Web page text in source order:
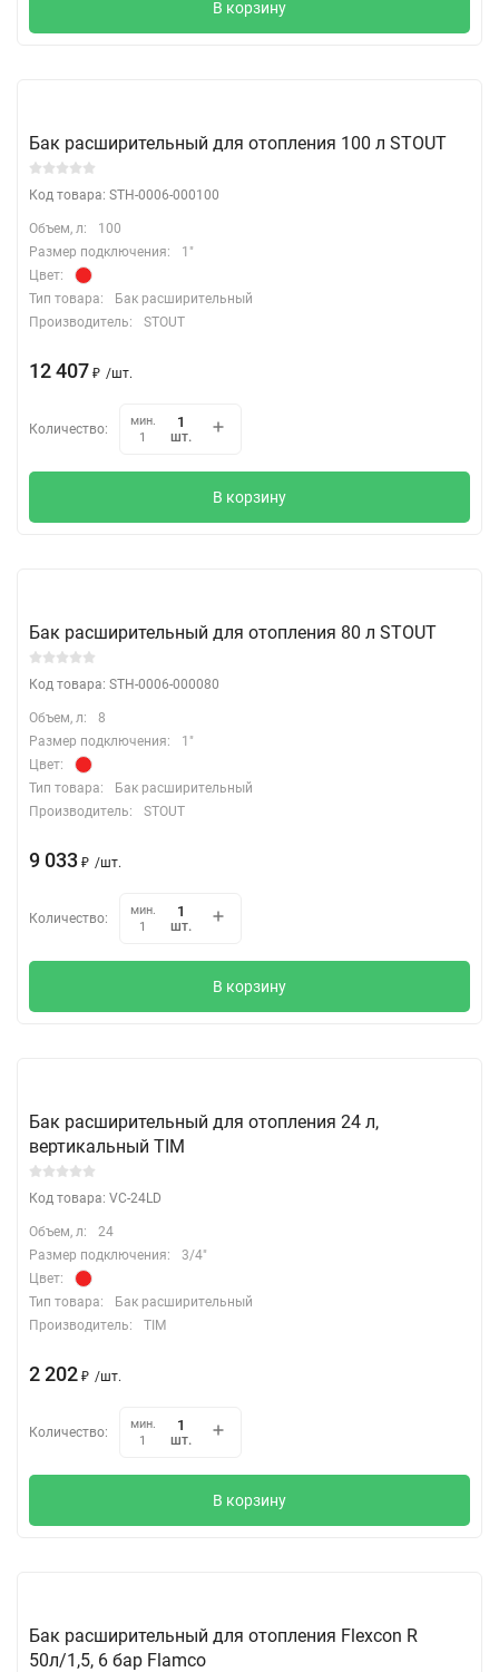
В корзину
Бак расширительный для отопления 100 л STOUT
Код товара: STH-0006-000100
Объем, л:
100
Размер подключения:
1"
Цвет:
Тип товара:
Бак расширительный
Производитель:
STOUT
12 407 ₽ /шт.
Количество:
мин.
1
шт.
В корзину
Бак расширительный для отопления 80 л STOUT
Код товара: STH-0006-000080
Объем, л:
8
Размер подключения:
1"
Цвет:
Тип товара:
Бак расширительный
Производитель:
STOUT
9 033 ₽ /шт.
Количество:
мин.
1
шт.
В корзину
Бак расширительный для отопления 24 л,
вертикальный TIM
Код товара: VC-24LD
Объем, л:
24
Размер подключения:
3/4"
Цвет:
Тип товара:
Бак расширительный
Производитель:
TIM
2 202 ₽ /шт.
Количество:
мин.
1
шт.
В корзину
Бак расширительный для отопления Flexcon R
50л/1,5, 6 бар Flamco